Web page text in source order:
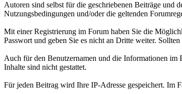
Autoren sind selbst für die geschriebenen Beiträge
Nutzungsbedingungen und/oder die geltenden
Mit einer Registrierung im Forum haben Sie die
Passwort und geben Sie es nicht an Dritte weiter.
Auch für den Benutzernamen und die Informationen im
Inhalte sind nicht gestattet.
Für jeden Beitrag wird Ihre IP-Adresse gespeichert. Im